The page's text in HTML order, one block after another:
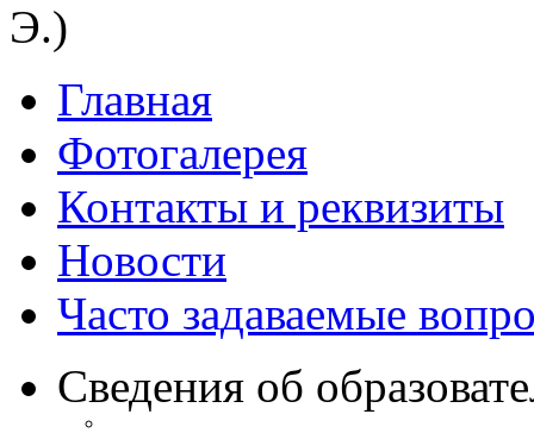
Э.)
Главная
Фотогалерея
Контакты и реквизиты
Новости
Часто задаваемые
Сведения об